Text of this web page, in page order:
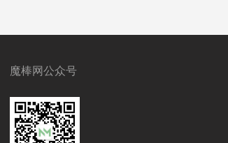
魔棒网公众号